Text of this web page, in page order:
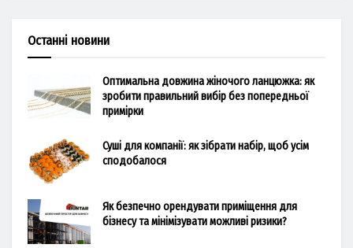
Останні новини
Оптимальна довжина жіночого ланцюжка: як
зробити правильний вибір без попередньої
примірки
Суші для компанії: як зібрати набір, щоб усім
сподобалося
Як безпечно орендувати приміщення для
бізнесу та мінімізувати можливі ризики?